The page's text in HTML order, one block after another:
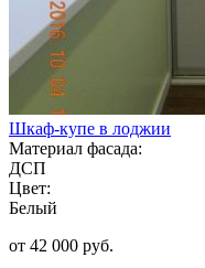
Шкаф-купе в лоджии
Материал фасада:
ДСП
Цвет:
Белый
от 42 000 руб.